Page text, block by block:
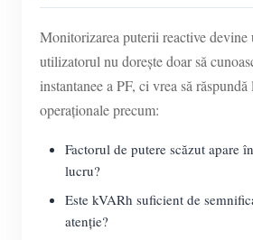
Monitorizarea puterii reactive devine
utilizatorul nu dorește doar să
instantanee a PF, ci vrea să
operaționale precum:
Factorul de putere scăzut apare
lucru?
Este kVARh suficient de
atenție?